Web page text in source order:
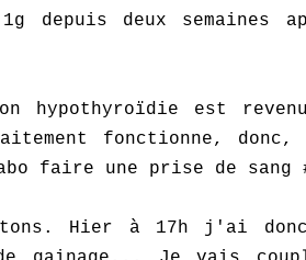
depuis deux semaines
hypothyroïdie est
fonctionne, donc,
faire une prise de sang
Hier à 17h j'ai